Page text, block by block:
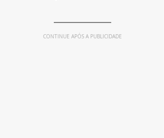
CONTINUE APÓS A PUBLICIDADE